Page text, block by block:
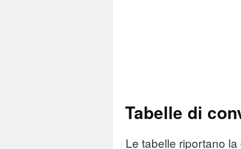
Tabelle di
Le tabelle riportano la